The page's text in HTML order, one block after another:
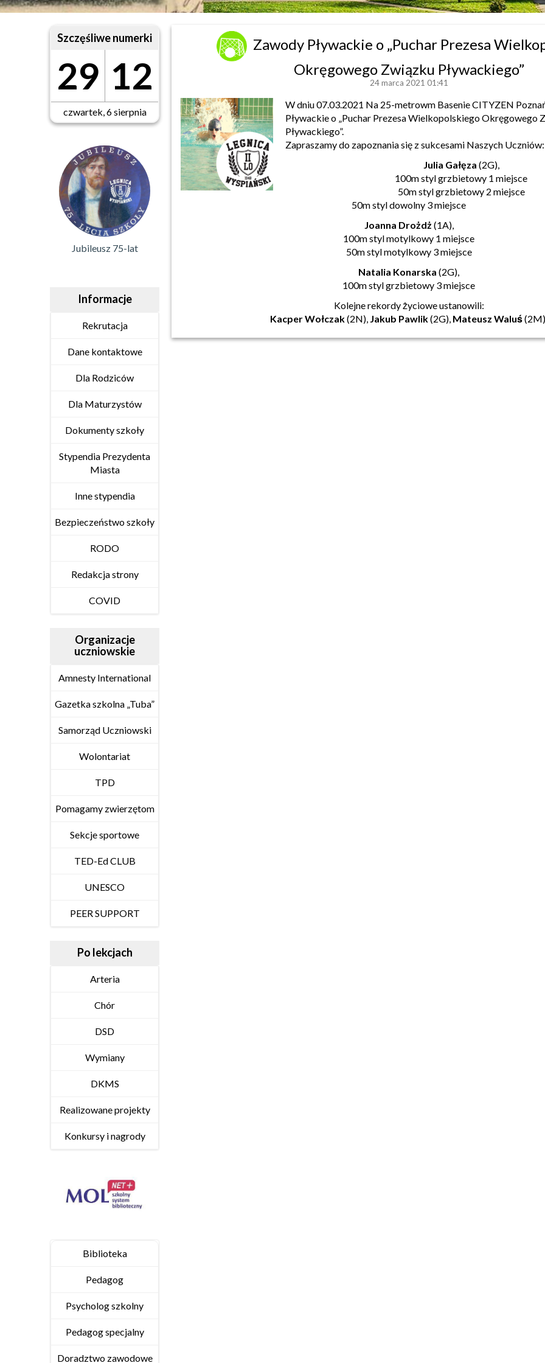
Szczęśliwe numerki
29 12
czwartek, 6 sierpnia
Jubileusz 75-lat
Informacje
Rekrutacja
Dane kontaktowe
Dla Rodziców
Dla Maturzystów
Dokumenty szkoły
Stypendia Prezydenta
Miasta
Inne stypendia
Bezpieczeństwo szkoły
RODO
Redakcja strony
COVID
Organizacje
uczniowskie
Amnesty International
Gazetka szkolna „Tuba”
Samorząd Uczniowski
Wolontariat
TPD
Pomagamy zwierzętom
Sekcje sportowe
TED-Ed CLUB
UNESCO
PEER SUPPORT
Po lekcjach
Arteria
Chór
DSD
Wymiany
DKMS
Realizowane projekty
Konkursy i nagrody
Biblioteka
Pedagog
Psycholog szkolny
Pedagog specjalny
Doradztwo zawodowe
Zawody Pływackie o „Puchar Prezesa
Okręgowego Związku Pływackiego”
24 marca 2021 01:41
W dniu 07.03.2021 Na 25-metrowm Basenie CITYZEN
Pływackie o „Puchar Prezesa Wielkopolskiego Okręgowego
Pływackiego”.
Zapraszamy do zapoznania się z sukcesami Naszych
Julia Gałęza (2G),
100m styl grzbietowy 1 miejsce
50m styl grzbietowy 2 miejsce
50m styl dowolny 3 miejsce
Joanna Drożdż (1A),
100m styl motylkowy 1 miejsce
50m styl motylkowy 3 miejsce
Natalia Konarska (2G),
100m styl grzbietowy 3 miejsce
Kolejne rekordy życiowe ustanowili:
Kacper Wołczak(2N), Jakub Pawlik(2G), Mateusz Waluś